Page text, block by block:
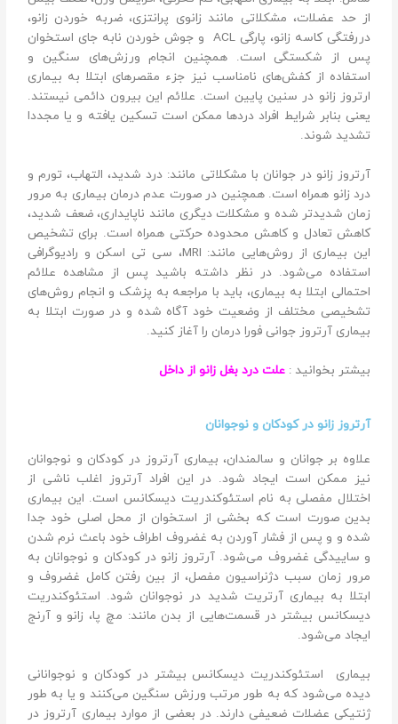
از حد عضلات، مشکلاتی مانند زانوی پرانتزی، ضربه خوردن زانو،
دررفتگی کاسه زانو، پارگی ACL و جوش خوردن نابه جای استخوان
پس از شکستگی است. همچنین انجام ورزش‌های سنگین و
استفاده از کفش‌های نامناسب نیز جزء مقصرهای ابتلا به بیماری
ارتروز زانو در سنین پایین است. علائم این بیرون دائمی نیستند.
یعنی بنابر شرایط افراد دردها ممکن است تسکین یافته و یا مجددا
تشدید شوند.
آرتروز زانو در جوانان با مشکلاتی مانند: درد شدید، التهاب، تورم و
درد زانو همراه است. همچنین در صورت عدم درمان بیماری به مرور
زمان شدیدتر شده و مشکلات دیگری مانند ناپایداری، ضعف شدید،
کاهش تعادل و کاهش محدوده حرکتی همراه است. برای تشخیص
این بیماری از روش‌هایی مانند: MRI، سی تی اسکن و رادیوگرافی
استفاده می‌شود. در نظر داشته باشید پس از مشاهده علائم
احتمالی ابتلا به بیماری، باید با مراجعه به پزشک و انجام روش‌های
تشخیصی مختلف از وضعیت خود آگاه شده و در صورت ابتلا به
بیماری آرتروز جوانی فورا درمان را آغاز کنید.
بیشتر بخوانید :علت درد بغل زانو از داخل
آرتروز زانو در کودکان و نوجوانان
علاوه بر جوانان و سالمندان، بیماری آرتروز در کودکان و نوجوانان
نیز ممکن است ایجاد شود. در این افراد آرتروز اغلب ناشی از
اختلال مفصلی به نام استئوکندریت دیسکانس است. این بیماری
بدین صورت است که بخشی از استخوان از محل اصلی خود جدا
شده و و پس از فشار آوردن به غضروف اطراف خود باعث نرم شدن
و ساییدگی غضروف می‌شود. آرتروز زانو در کودکان و نوجوانان به
مرور زمان سبب دژنراسیون مفصل، از بین رفتن کامل غضروف و
ابتلا به بیماری آرتریت شدید در نوجوانان ‌شود. استئوکندریت
دیسکانس بیشتر در قسمت‌هایی از بدن مانند: مچ پا، زانو و آرنج
ایجاد می‌شود.
بیماری استئوکندریت دیسکانس بیشتر در کودکان و نوجوانانی
دیده می‌شود که به طور مرتب ورزش سنگین می‌کنند و یا به طور
ژنتیکی عضلات ضعیفی دارند. در بعضی از موارد بیماری آرتروز در